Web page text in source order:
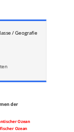
/ Geografie
der
Ozean
Ozean